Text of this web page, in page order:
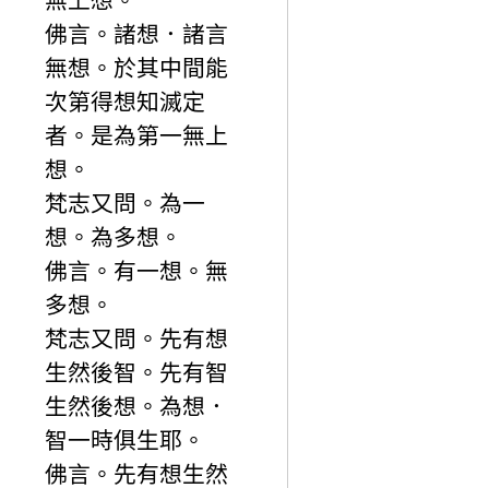
佛言。諸想．諸言
無想。於其中間能
次第得想知滅定
者。是為第一無上
想。
梵志又問。為一
想。為多想。
佛言。有一想。無
多想。
梵志又問。先有想
生然後智。先有智
生然後想。為想．
智一時俱生耶。
佛言。先有想生然